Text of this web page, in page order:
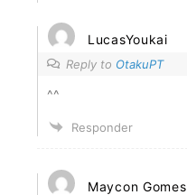
LucasYoukai
Reply to OtakuPT
^^
Responder
Maycon Gomes